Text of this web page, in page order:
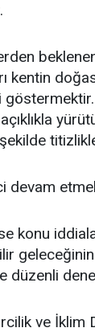
kentin
titizlikle
devam
konu
düzenli
ve İklim